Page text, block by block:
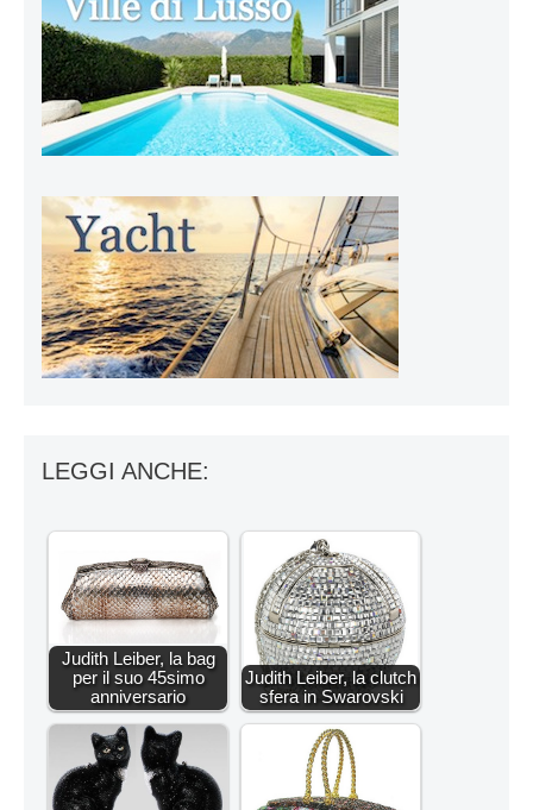
LEGGI ANCHE:
Judith Leiber, la bag
per il suo 45simo
anniversario
Judith Leiber, la clutch
sfera in Swarovski